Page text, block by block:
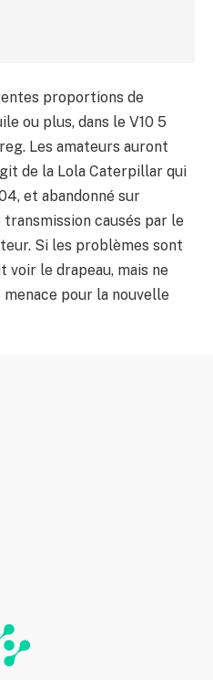
proportions de
ou plus, dans le V10 5
Les amateurs auront
de la Lola Caterpillar qui
et abandonné sur
causés par le
Si les problèmes sont
voir le drapeau, mais ne
pour la nouvelle